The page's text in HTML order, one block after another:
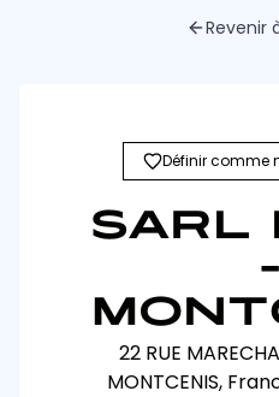
Revenir
Définir comme
SARL
-
22 RUE
MONTCENIS,